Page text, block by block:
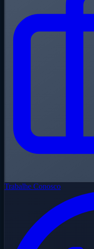
Trabalhe Conosco